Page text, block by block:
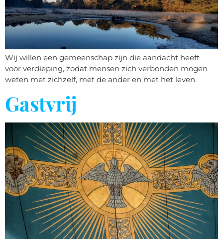
Wij willen een gemeenschap zijn die aandacht heeft
voor verdieping, zodat mensen zich verbonden mogen
weten met zichzelf, met de ander en met het leven.
Gastvrij